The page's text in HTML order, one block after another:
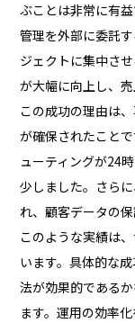
ぶことは非常に有
管理を外部に委託
ジェクトに集中さ
が大幅に向上し、
この成功の理由は
が確保されたこと
ューティングが24
少しました。さら
れ、顧客データの
このような実績は
います。具体的な
法が効果的である
ます。運用の効率